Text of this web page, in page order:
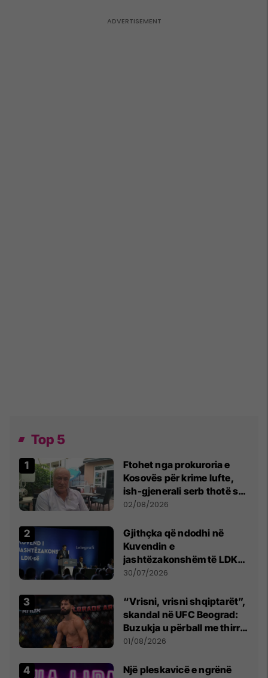
Top 5
Ftohet nga prokuroria e
Kosovës për krime lufte,
ish-gjenerali serb thotë se
dikush e tradhtoi në
02/08/2026
Gjithçka që ndodhi në
Kuvendin e
jashtëzakonshëm të LDK-
së
30/07/2026
“Vrisni, vrisni shqiptarët”,
skandal në UFC Beograd:
Buzukja u përball me thirrje
anti-shqiptare nga
01/08/2026
Një pleskavicë e ngrënë